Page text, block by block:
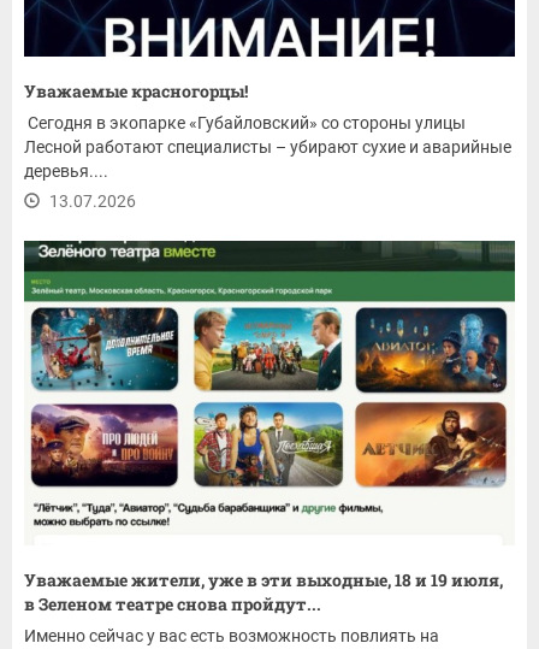
Уважаемые красногорцы!
Сегодня в экопарке «Губайловский» со стороны улицы
Лесной работают специалисты – убирают сухие и аварийные
деревья....
13.07.2026
Уважаемые жители, уже в эти выходные, 18 и 19 июля,
в Зеленом театре снова пройдут...
Именно сейчас у вас есть возможность повлиять на